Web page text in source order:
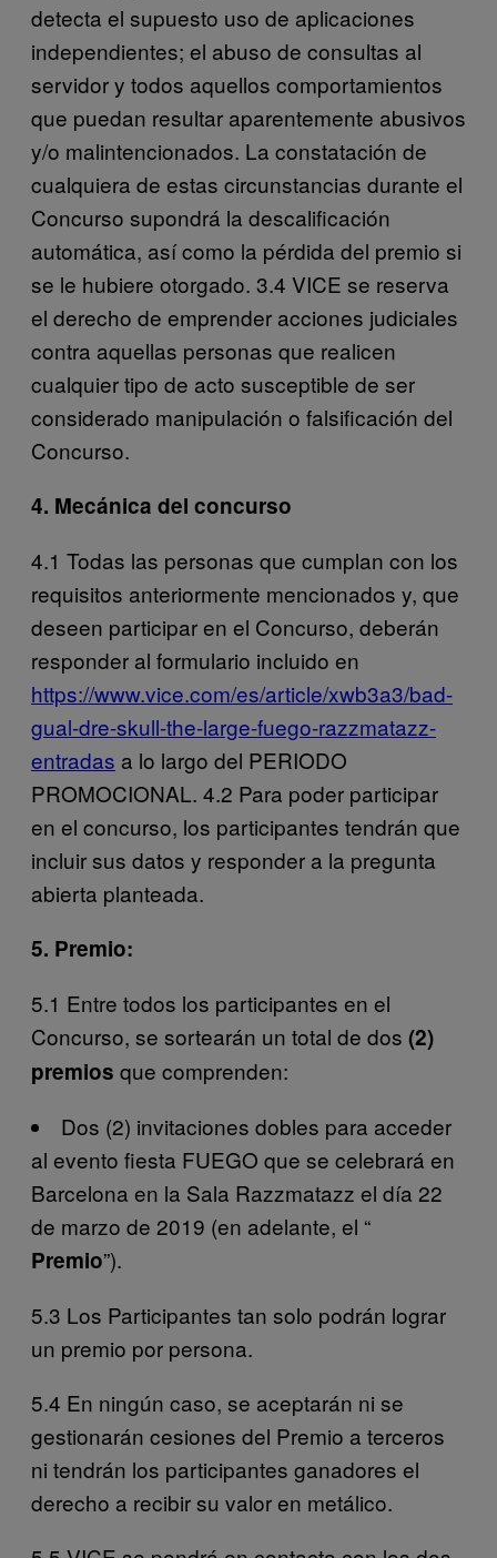
detecta el supuesto uso de aplicaciones
independientes; el abuso de consultas al
servidor y todos aquellos comportamientos
que puedan resultar aparentemente abusivos
y/o malintencionados. La constatación de
cualquiera de estas circunstancias durante el
Concurso supondrá la descalificación
automática, así como la pérdida del premio si
se le hubiere otorgado. 3.4 VICE se reserva
el derecho de emprender acciones judiciales
contra aquellas personas que realicen
cualquier tipo de acto susceptible de ser
considerado manipulación o falsificación del
Concurso.
4. Mecánica del concurso
4.1 Todas las personas que cumplan con los
requisitos anteriormente mencionados y, que
deseen participar en el Concurso, deberán
responder al formulario incluido en
https://www.vice.com/es/article/xwb3a3/bad-
gual-dre-skull-the-large-fuego-razzmatazz-
entradas a lo largo del PERIODO
PROMOCIONAL. 4.2 Para poder participar
en el concurso, los participantes tendrán que
incluir sus datos y responder a la pregunta
abierta planteada.
5. Premio:
5.1 Entre todos los participantes en el
Concurso, se sortearán un total de dos (2)
premios que comprenden:
Dos (2) invitaciones dobles para acceder
al evento fiesta FUEGO que se celebrará en
Barcelona en la Sala Razzmatazz el día 22
de marzo de 2019 (en adelante, el “
Premio”).
5.3 Los Participantes tan solo podrán lograr
un premio por persona.
5.4 En ningún caso, se aceptarán ni se
gestionarán cesiones del Premio a terceros
ni tendrán los participantes ganadores el
derecho a recibir su valor en metálico.